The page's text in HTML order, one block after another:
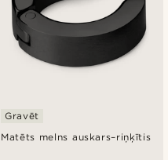
Matēts melns auskars–riņķītis
Gravēt